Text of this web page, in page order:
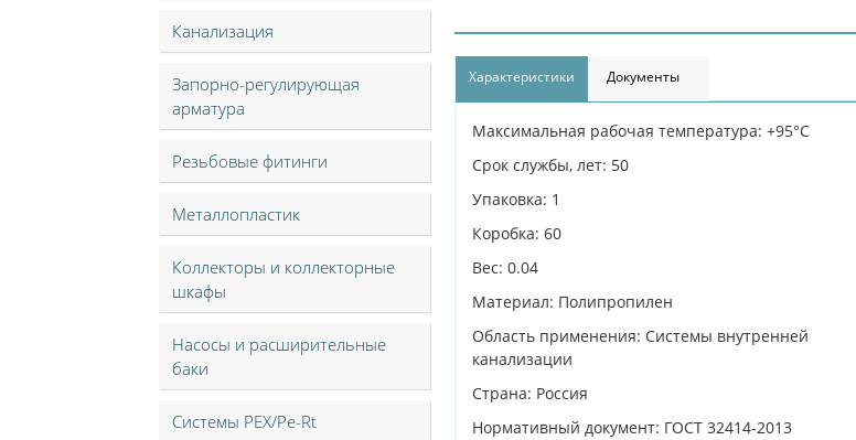
Канализация
Запорно-регулирующая
арматура
Резьбовые фитинги
Металлопластик
Коллекторы и коллекторные
шкафы
Насосы и расширительные
баки
Системы PEX/Pe-Rt
Характеристики Документы
Максимальная рабочая температура: +95°С
Срок службы, лет: 50
Упаковка: 1
Коробка: 60
Вес: 0.04
Материал: Полипропилен
Область применения: Системы внутренней
канализации
Страна: Россия
Нормативный документ: ГОСТ 32414-2013